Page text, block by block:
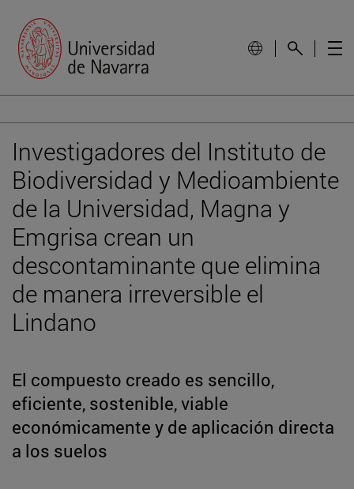
Investigadores del Instituto de
Biodiversidad y Medioambiente
de la Universidad, Magna y
Emgrisa crean un
descontaminante que elimina
de manera irreversible el
Lindano
El compuesto creado es sencillo,
eficiente, sostenible, viable
económicamente y de aplicación directa
a los suelos